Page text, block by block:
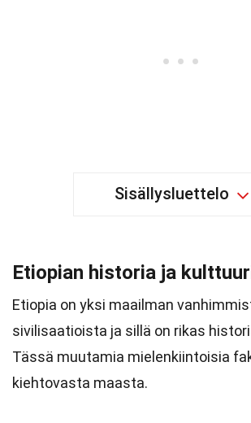
Sisällysluettelo
Etiopian historia ja
Etiopia on yksi maailman
sivilisaatioista ja sillä on rikas
Tässä muutamia mielenkiintoisia
kiehtovasta maasta.